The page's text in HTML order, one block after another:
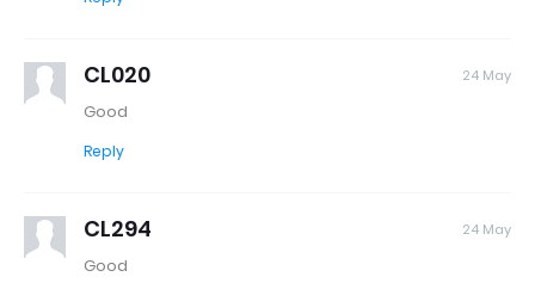
CL020 24 May
Good
Reply
CL294 24 May
Good